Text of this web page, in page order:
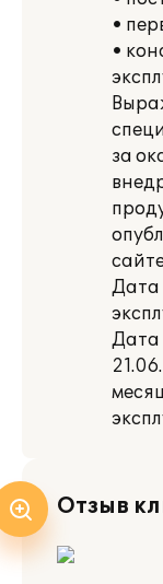
•
•
за
Дата
Дата
Отзыв